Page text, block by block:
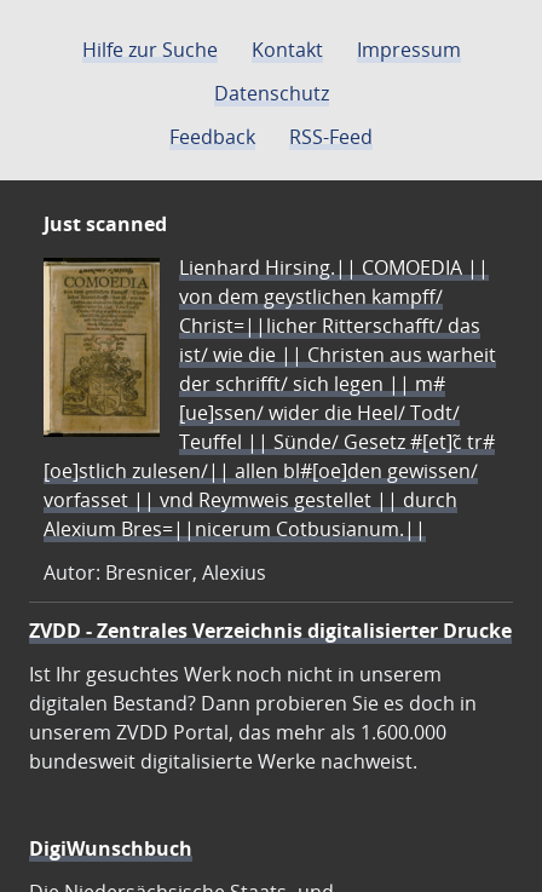
Hilfe zur Suche Kontakt
Impressum
Datenschutz
Feedback
RSS-Feed
Just scanned
Lienhard Hirsing.|| COMOEDIA ||
von dem geystlichen kampff/
Christ=||licher Ritterschafft/ das
ist/ wie die || Christen aus warheit
der schrifft/ sich legen || m#
[ue]ssen/ wider die Heel/ Todt/
Teuffel || Sünde/ Gesetz #[et]c̃ tr#
[oe]stlich zulesen/|| allen bl#[oe]den gewissen/
vorfasset || vnd Reymweis gestellet || durch
Alexium Bres=||nicerum Cotbusianum.||
Autor: Bresnicer, Alexius
ZVDD - Zentrales Verzeichnis digitalisierter Drucke
Ist Ihr gesuchtes Werk noch nicht in unserem
digitalen Bestand? Dann probieren Sie es doch in
unserem ZVDD Portal, das mehr als 1.600.000
bundesweit digitalisierte Werke nachweist.
DigiWunschbuch